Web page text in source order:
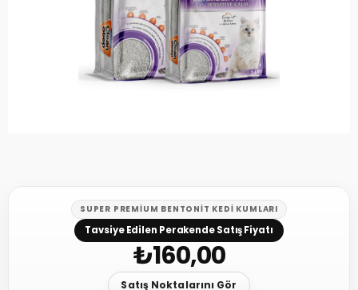
SUPER PREMIUM BENTONIT KEDI KUMLARI
Tavsiye Edilen Perakende Satış Fiyatı
₺160,00
Satış Noktalarını Gör